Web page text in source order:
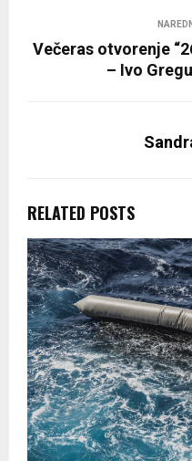
Večeras otvorenje
– Ivo
RELATED POSTS